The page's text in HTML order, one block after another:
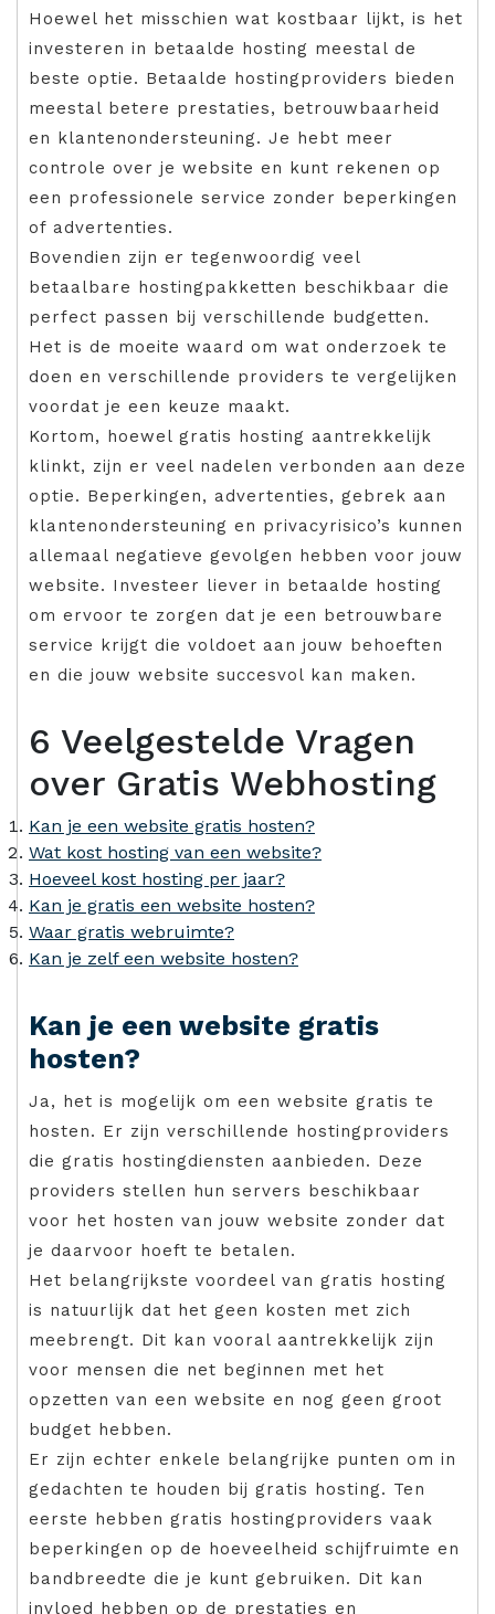
Hoewel het misschien wat kostbaar lijkt, is het
investeren in betaalde hosting meestal de
beste optie. Betaalde hostingproviders bieden
meestal betere prestaties, betrouwbaarheid
en klantenondersteuning. Je hebt meer
controle over je website en kunt rekenen op
een professionele service zonder beperkingen
of advertenties.
Bovendien zijn er tegenwoordig veel
betaalbare hostingpakketten beschikbaar die
perfect passen bij verschillende budgetten.
Het is de moeite waard om wat onderzoek te
doen en verschillende providers te vergelijken
voordat je een keuze maakt.
Kortom, hoewel gratis hosting aantrekkelijk
klinkt, zijn er veel nadelen verbonden aan deze
optie. Beperkingen, advertenties, gebrek aan
klantenondersteuning en privacyrisico’s kunnen
allemaal negatieve gevolgen hebben voor jouw
website. Investeer liever in betaalde hosting
om ervoor te zorgen dat je een betrouwbare
service krijgt die voldoet aan jouw behoeften
en die jouw website succesvol kan maken.
6 Veelgestelde Vragen
over Gratis Webhosting
Kan je een website gratis hosten?
Wat kost hosting van een website?
Hoeveel kost hosting per jaar?
Kan je gratis een website hosten?
Waar gratis webruimte?
Kan je zelf een website hosten?
Kan je een website gratis
hosten?
Ja, het is mogelijk om een website gratis te
hosten. Er zijn verschillende hostingproviders
die gratis hostingdiensten aanbieden. Deze
providers stellen hun servers beschikbaar
voor het hosten van jouw website zonder dat
je daarvoor hoeft te betalen.
Het belangrijkste voordeel van gratis hosting
is natuurlijk dat het geen kosten met zich
meebrengt. Dit kan vooral aantrekkelijk zijn
voor mensen die net beginnen met het
opzetten van een website en nog geen groot
budget hebben.
Er zijn echter enkele belangrijke punten om in
gedachten te houden bij gratis hosting. Ten
eerste hebben gratis hostingproviders vaak
beperkingen op de hoeveelheid schijfruimte en
bandbreedte die je kunt gebruiken. Dit kan
invloed hebben op de prestaties en